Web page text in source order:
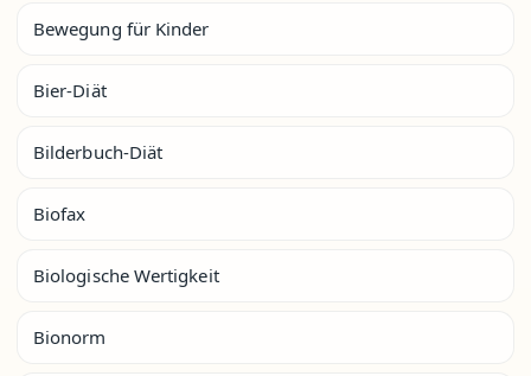
Bewegung für Kinder
Bier-Diät
Bilderbuch-Diät
Biofax
Biologische Wertigkeit
Bionorm